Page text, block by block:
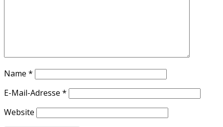
Name *
E-Mail-Adresse *
Website